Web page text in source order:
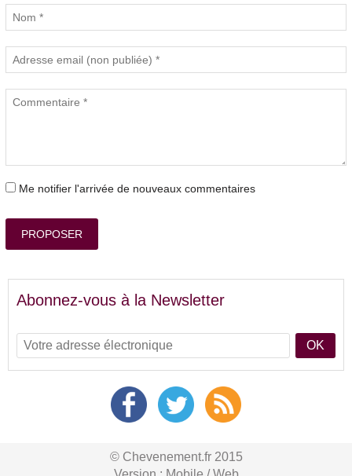
Me notifier l'arrivée de nouveaux commentaires
PROPOSER
Abonnez-vous à la Newsletter
OK
© Chevenement.fr 2015